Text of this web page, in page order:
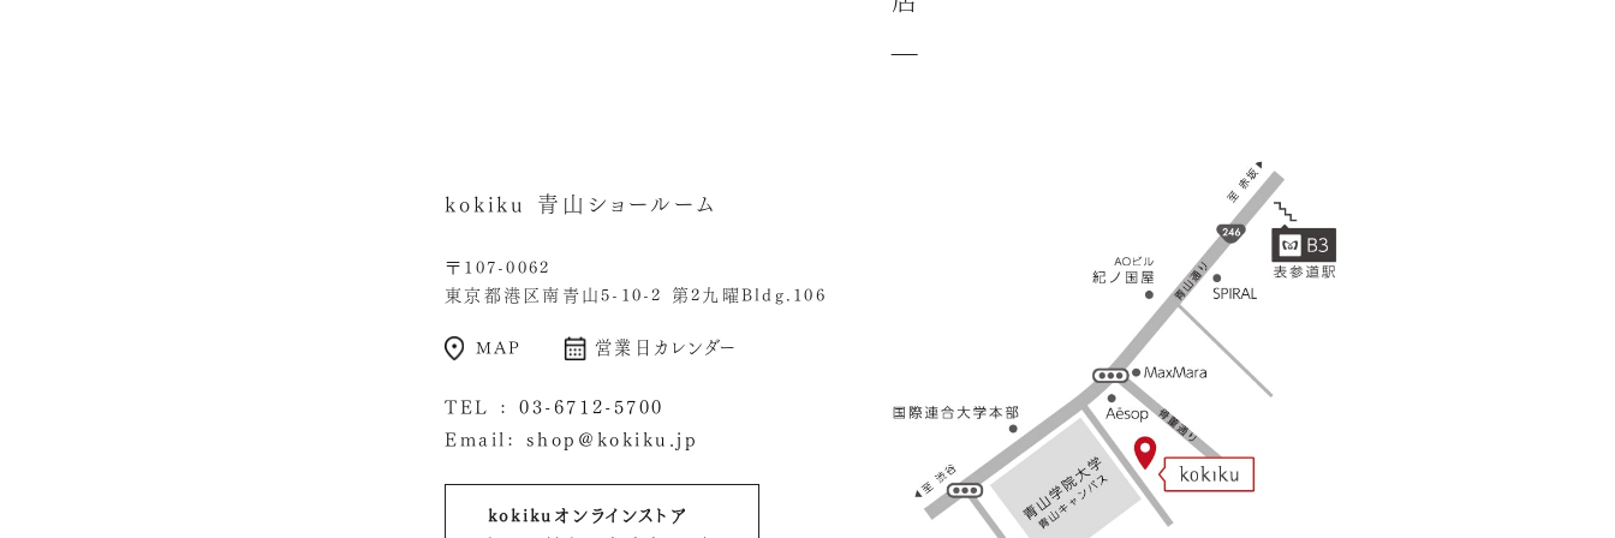
kokiku 青山ショールーム
〒107-0062
東京都港区南青山5-10-2 第2九曜Bldg.106
MAP 営業日カレンダー
TEL :03-6712-5700
Email: shop@kokiku.jp
kokikuオンラインストア